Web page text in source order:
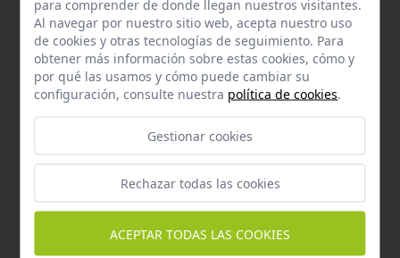
Puedes escribirnos por whatsapp
para comprender de donde llegan nuestros visitantes.
Al navegar por nuestro sitio web, acepta nuestro uso
de cookies y otras tecnologías de seguimiento. Para
obtener más información sobre estas cookies, cómo y
por qué las usamos y cómo puede cambiar su
configuración, consulte nuestra política de cookies.
Gestionar cookies
Rechazar todas las cookies
ACEPTAR TODAS LAS COOKIES